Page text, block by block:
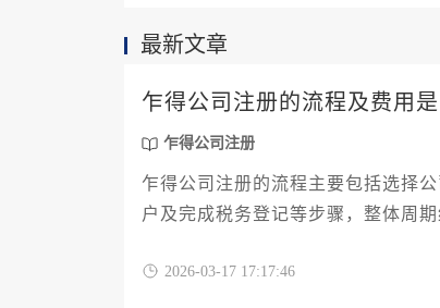
最新文章
乍得公司注册的流程及费用
乍得公司注册
乍得公司注册的流程主要包括选择
户及完成税务登记等步骤，整体周
2026-03-17 17:17:46